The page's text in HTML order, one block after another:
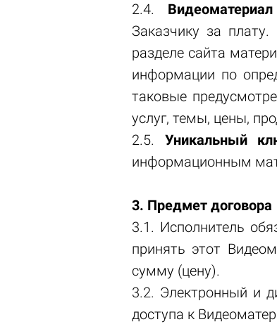
2.4. Видеоматериал
Заказчику за
разделе сайта
информации по
таковые
услуг, темы, цены,
2.5. Уникальный
информационным
3. Предмет договора
3.1. Исполнитель
принять этот
сумму (цену).
3.2. Электронный и
доступа к